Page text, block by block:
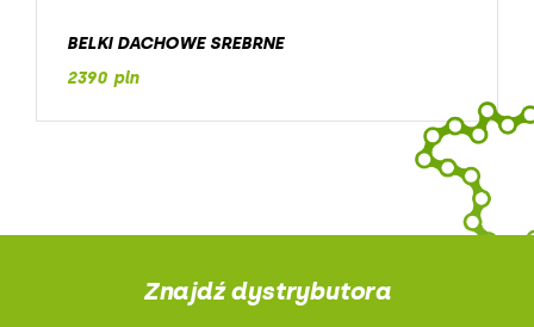
BELKI DACHOWE SREBRNE
2390 pln
Znajdź dystrybutora